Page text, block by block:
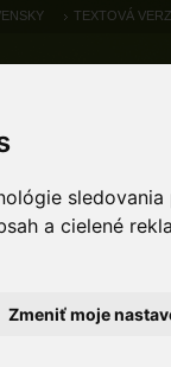
a cielené
Zmeniť moje
TEXTOVÁ